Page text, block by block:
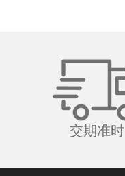
交期准时